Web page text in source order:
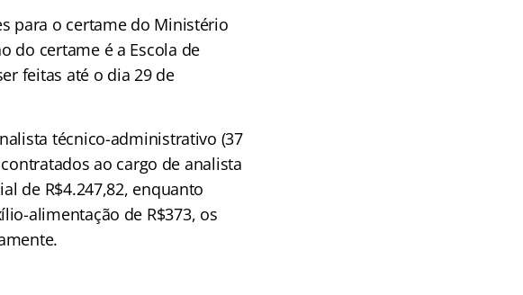
para o certame do Ministério
do certame é a Escola de
feitas até o dia 29 de
técnico-administrativo (37
ao cargo de analista
de R$4.247,82, enquanto
alimentação de R$373, os